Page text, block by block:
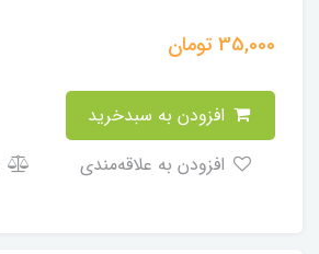
35,000تومان